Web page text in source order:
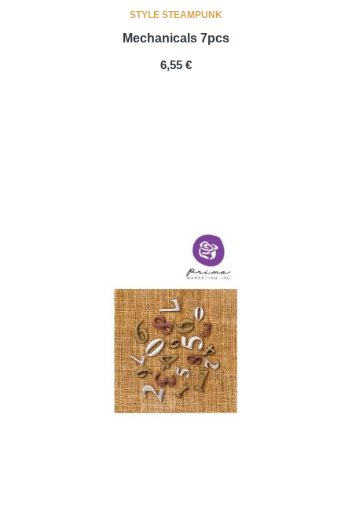
STYLE STEAMPUNK
Mechanicals 7pcs
PRIX
6,55 €